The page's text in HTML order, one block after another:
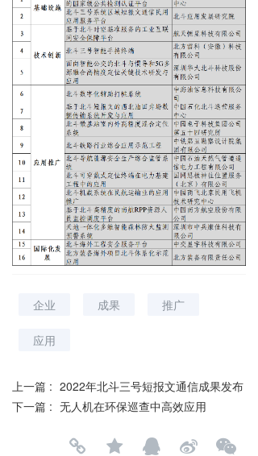
企业 成果 推广
应用
上一篇 : 2022年北斗三号短报文通信成果发布
下一篇 : 无人机在环保巡查中高效应用